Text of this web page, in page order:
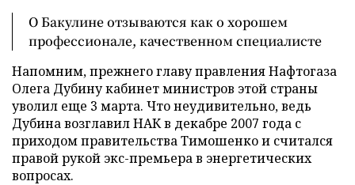
О Бакулине отзываются как о хорошем
профессионале, качественном специалисте
Напомним, прежнего главу правления Нафтогаза
Олега Дубину кабинет министров этой страны
уволил еще 3 марта. Что неудивительно, ведь
Дубина возглавил НАК в декабре 2007 года с
приходом правительства Тимошенко и считался
правой рукой экс-премьера в энергетических
вопросах.